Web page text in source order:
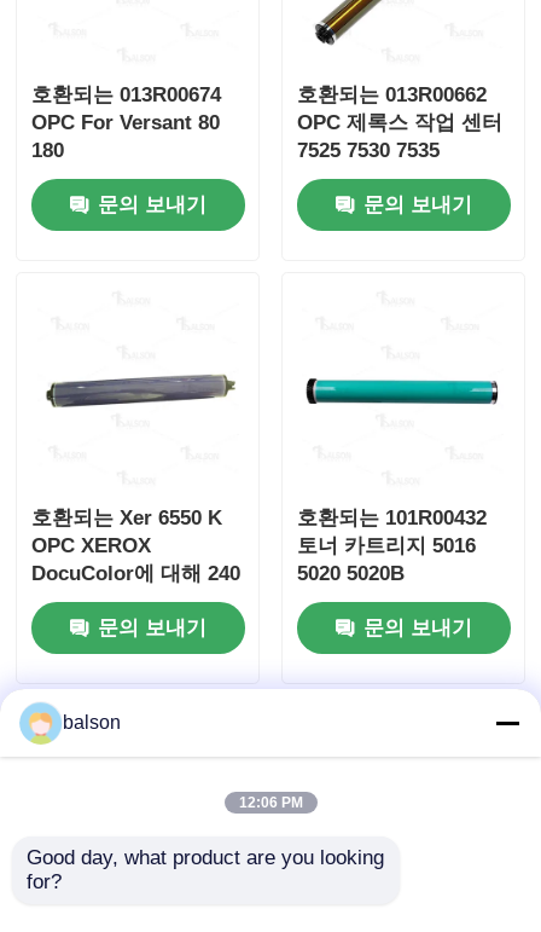
견적 요청
HP 토너 칩
렉스마크 토너 칩
삼성 톤 칩
캐논 토너 칩
OKI 토너 칩
브라더 토너 칩
호환되는 013R00674
OPC For Versant 80
180
문의 보내기
호환되는 013R00662
OPC 제록스 작업 센터
7525 7530 7535
문의 보내기
호환되는 Xer 6550 K
OPC XEROX
DocuColor에 대해 240
242 250 252
문의 보내기
호환되는 101R00432
토너 카트리지 5016
5020 5020B
문의 보내기
balson
12:06 PM
Good day, what product are you looking
for?